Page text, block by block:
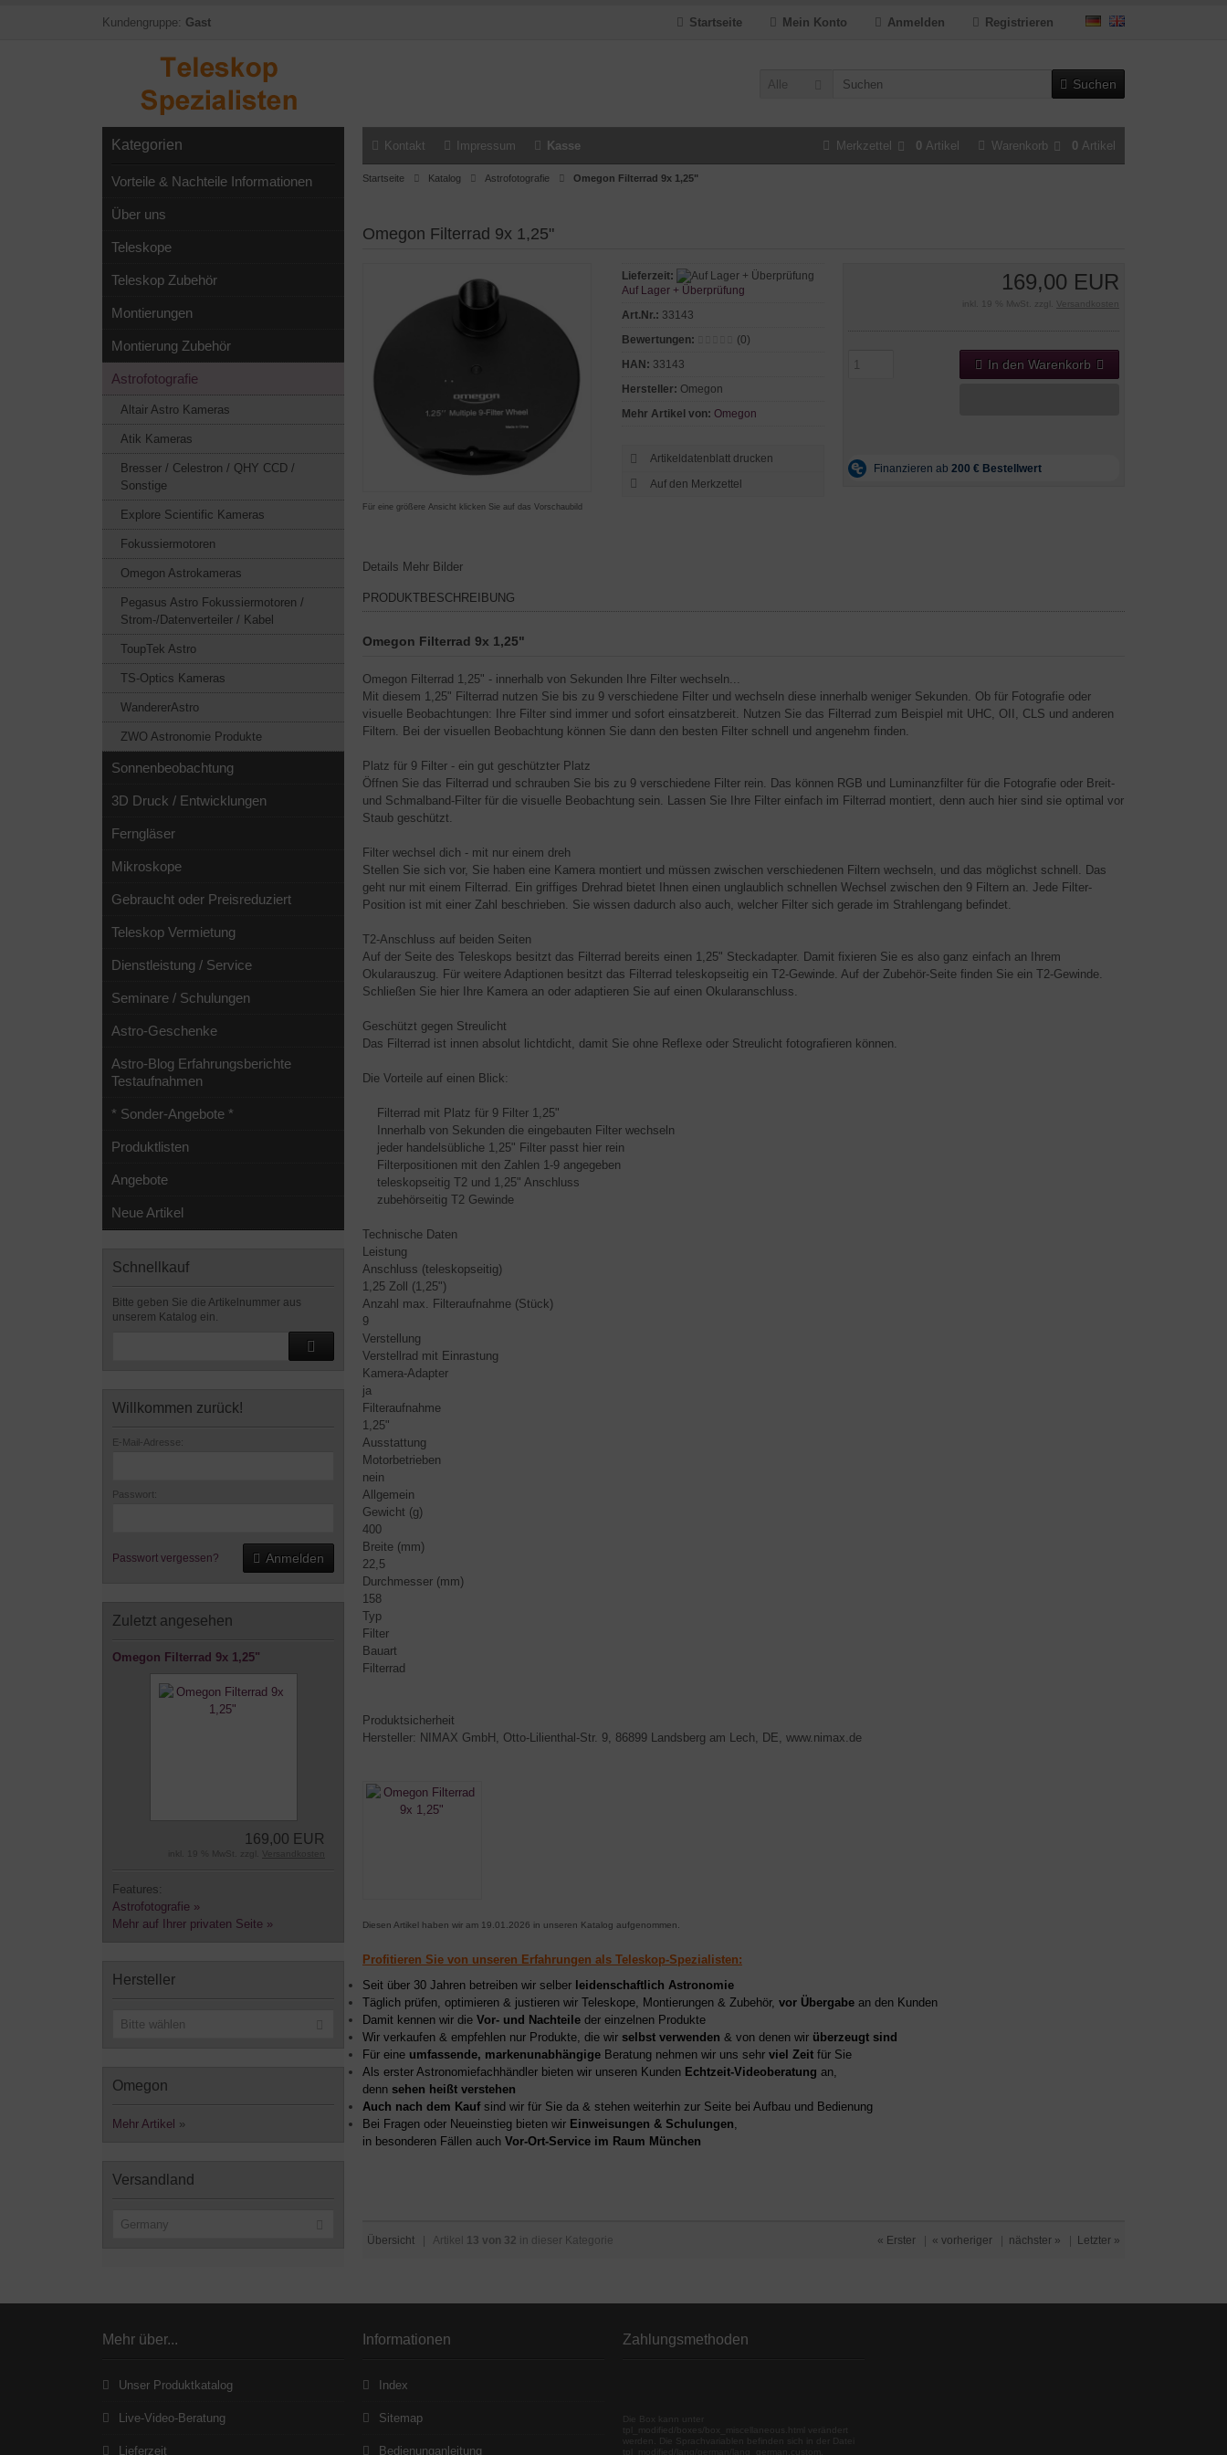
Kundengruppe: Gast Registrieren
Anmelden
Mein Konto
Startseite
Alle Suchen
Kontakt Impressum Kasse Warenkorb 0 Artikel
Merkzettel 0 Artikel
Startseite Katalog Astrofotografie Omegon Filterrad 9x 1,25"
Omegon Filterrad 9x 1,25"
Für eine größere Ansicht klicken Sie auf das Vorschaubild
169,00 EUR
inkl. 19 % MwSt. zzgl. Versandkosten
In den Warenkorb
Lieferzeit:
Auf Lager + Überprüfung
Art.Nr.: 33143
Bewertungen:
(0)
HAN: 33143
Hersteller: Omegon
Mehr Artikel von: Omegon
Artikeldatenblatt drucken
Details Mehr Bilder
PRODUKTBESCHREIBUNG
Omegon Filterrad 9x 1,25"
Omegon Filterrad 1,25" - innerhalb von Sekunden Ihre Filter wechseln...
Mit diesem 1,25" Filterrad nutzen Sie bis zu 9 verschiedene Filter und wechseln diese innerhalb weniger Sekunden. Ob für Fotografie oder
visuelle Beobachtungen: Ihre Filter sind immer und sofort einsatzbereit. Nutzen Sie das Filterrad zum Beispiel mit UHC, OII, CLS und anderen
Filtern. Bei der visuellen Beobachtung können Sie dann den besten Filter schnell und angenehm finden.
Platz für 9 Filter - ein gut geschützter Platz
Öffnen Sie das Filterrad und schrauben Sie bis zu 9 verschiedene Filter rein. Das können RGB und Luminanzfilter für die Fotografie oder Breit-
und Schmalband-Filter für die visuelle Beobachtung sein. Lassen Sie Ihre Filter einfach im Filterrad montiert, denn auch hier sind sie optimal vor
Staub geschützt.
Filter wechsel dich - mit nur einem dreh
Stellen Sie sich vor, Sie haben eine Kamera montiert und müssen zwischen verschiedenen Filtern wechseln, und das möglichst schnell. Das
geht nur mit einem Filterrad. Ein griffiges Drehrad bietet Ihnen einen unglaublich schnellen Wechsel zwischen den 9 Filtern an. Jede Filter-
Position ist mit einer Zahl beschrieben. Sie wissen dadurch also auch, welcher Filter sich gerade im Strahlengang befindet.
T2-Anschluss auf beiden Seiten
Auf der Seite des Teleskops besitzt das Filterrad bereits einen 1,25" Steckadapter. Damit fixieren Sie es also ganz einfach an Ihrem
Okularauszug. Für weitere Adaptionen besitzt das Filterrad teleskopseitig ein T2-Gewinde. Auf der Zubehör-Seite finden Sie ein T2-Gewinde.
Schließen Sie hier Ihre Kamera an oder adaptieren Sie auf einen Okularanschluss.
Geschützt gegen Streulicht
Das Filterrad ist innen absolut lichtdicht, damit Sie ohne Reflexe oder Streulicht fotografieren können.
Die Vorteile auf einen Blick:
Filterrad mit Platz für 9 Filter 1,25"
Innerhalb von Sekunden die eingebauten Filter wechseln
jeder handelsübliche 1,25" Filter passt hier rein
Filterpositionen mit den Zahlen 1-9 angegeben
teleskopseitig T2 und 1,25" Anschluss
zubehörseitig T2 Gewinde
Technische Daten
Leistung
Anschluss (teleskopseitig)
1,25 Zoll (1,25")
Anzahl max. Filteraufnahme (Stück)
9
Verstellung
Verstellrad mit Einrastung
Kamera-Adapter
ja
Filteraufnahme
1,25"
Ausstattung
Motorbetrieben
nein
Allgemein
Gewicht (g)
400
Breite (mm)
22,5
Durchmesser (mm)
158
Typ
Filter
Bauart
Filterrad
Produktsicherheit
Hersteller: NIMAX GmbH, Otto-Lilienthal-Str. 9, 86899 Landsberg am Lech, DE, www.nimax.de
Diesen Artikel haben wir am 19.01.2026 in unseren Katalog aufgenommen.
Profitieren Sie von unseren Erfahrungen als Teleskop-Spezialisten:
Seit über 30 Jahren betreiben wir selber leidenschaftlich Astronomie
Täglich prüfen, optimieren & justieren wir Teleskope, Montierungen & Zubehör, vor Übergabe an den Kunden
Damit kennen wir die Vor- und Nachteile der einzelnen Produkte
Wir verkaufen & empfehlen nur Produkte, die wir selbst verwenden & von denen wir überzeugt sind
Für eine umfassende, markenunabhängige Beratung nehmen wir uns sehr viel Zeit für Sie
Als erster Astronomiefachhändler bieten wir unseren Kunden Echtzeit-Videoberatung an,
denn sehen heißt verstehen
Auch nach dem Kaufsind wir für Sie da & stehen weiterhin zur Seite bei Aufbau und Bedienung
Bei Fragen oder Neueinstieg bieten wir Einweisungen & Schulungen,
in besonderen Fällen auch Vor-Ort-Service im Raum München
Übersicht | Artikel 13 von 32 in dieser Kategorie « Erster « vorheriger nächster » Letzter »
Kategorien
Vorteile & Nachteile Informationen
Über uns
Teleskope
Teleskop Zubehör
Montierungen
Montierung Zubehör
Astrofotografie
Altair Astro Kameras
Atik Kameras
Bresser / Celestron / QHY CCD /
Sonstige
Explore Scientific Kameras
Fokussiermotoren
Omegon Astrokameras
Pegasus Astro Fokussiermotoren /
Strom-/Datenverteiler / Kabel
ToupTek Astro
TS-Optics Kameras
WandererAstro
ZWO Astronomie Produkte
Sonnenbeobachtung
3D Druck / Entwicklungen
Ferngläser
Mikroskope
Gebraucht oder Preisreduziert
Teleskop Vermietung
Dienstleistung / Service
Seminare / Schulungen
Astro-Geschenke
Astro-Blog Erfahrungsberichte
Testaufnahmen
* Sonder-Angebote *
Produktlisten
Angebote
Neue Artikel
Schnellkauf
Bitte geben Sie die Artikelnummer aus
unserem Katalog ein.
Willkommen zurück!
E-Mail-Adresse:
Passwort:
Passwort vergessen? Anmelden
Zuletzt angesehen
Omegon Filterrad 9x 1,25"
169,00 EUR
inkl. 19 % MwSt. zzgl.
Features:
Astrofotografie »
Mehr auf Ihrer privaten Seite »
Hersteller
Bitte wählen
Omegon
Mehr Artikel »
Versandland
Germany
Mehr über...
Unser Produktkatalog
Live-Video-Beratung
Lieferzeit
Informationen
Index
Sitemap
Bedienunganleitung
Zahlungsmethoden
Die Box kann unter
tpl_modified/boxes/box_miscellaneous.html verändert
werden. Die Sprachvariablen befinden sich in der Datei